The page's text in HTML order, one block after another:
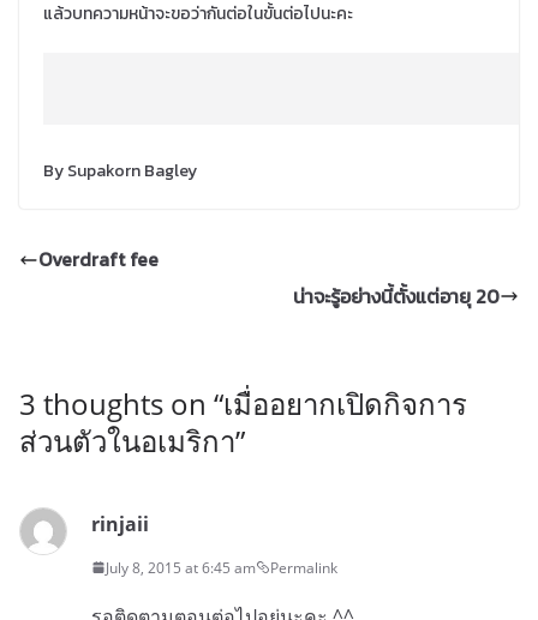
แล้วบทความหน้าจะขอว่ากันต่อในขั้นต่อไปนะคะ
By Supakorn Bagley
Overdraft fee
น่าจะรู้อย่างนี้ตั้งแต่อายุ 20
3 thoughts on “เมื่ออยากเปิดกิจการ
ส่วนตัวในอเมริกา”
rinjaii
July 8, 2015 at 6:45 am Permalink